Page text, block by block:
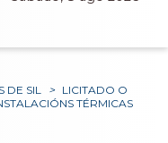
DE SIL > LICITADO O
TÉRMICAS